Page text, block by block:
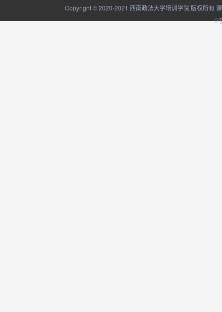
Copyright © 2020-2021 西南政法大学培训学院 版权所有
立